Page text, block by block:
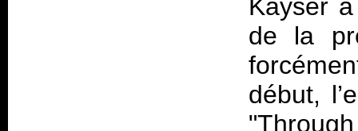
Kayser
de la
début,